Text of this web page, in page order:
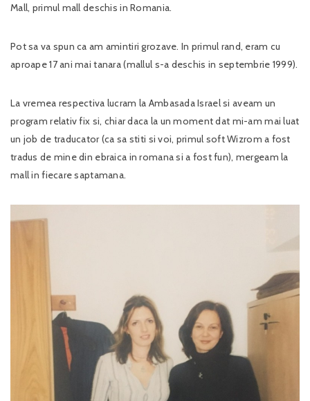
Mall, primul mall deschis in Romania.
Pot sa va spun ca am amintiri grozave. In primul rand, eram cu
aproape 17 ani mai tanara (mallul s-a deschis in septembrie 1999).
La vremea respectiva lucram la Ambasada Israel si aveam un
program relativ fix si, chiar daca la un moment dat mi-am mai luat
un job de traducator (ca sa stiti si voi, primul soft Wizrom a fost
tradus de mine din ebraica in romana si a fost fun), mergeam la
mall in fiecare saptamana.